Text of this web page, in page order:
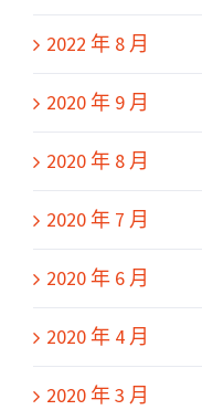
2022 年 8 月
2020 年 9 月
2020 年 8 月
2020 年 7 月
2020 年 6 月
2020 年 4 月
2020 年 3 月